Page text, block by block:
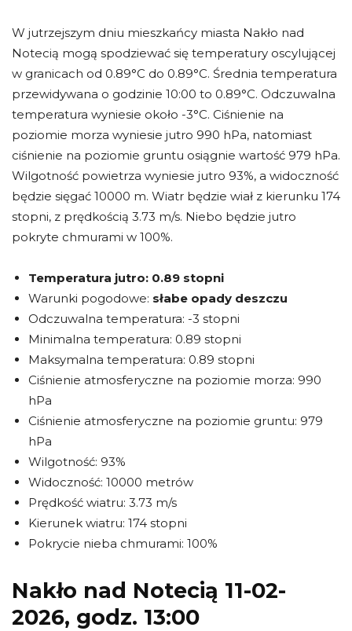
W jutrzejszym dniu mieszkańcy miasta Nakło nad
Notecią mogą spodziewać się temperatury oscylującej
w granicach od 0.89°C do 0.89°C. Średnia temperatura
przewidywana o godzinie 10:00 to 0.89°C. Odczuwalna
temperatura wyniesie około -3°C. Ciśnienie na
poziomie morza wyniesie jutro 990 hPa, natomiast
ciśnienie na poziomie gruntu osiągnie wartość 979 hPa.
Wilgotność powietrza wyniesie jutro 93%, a widoczność
będzie sięgać 10000 m. Wiatr będzie wiał z kierunku 174
stopni, z prędkością 3.73 m/s. Niebo będzie jutro
pokryte chmurami w 100%.
Temperatura jutro: 0.89 stopni
Warunki pogodowe: słabe opady deszczu
Odczuwalna temperatura: -3 stopni
Minimalna temperatura: 0.89 stopni
Maksymalna temperatura: 0.89 stopni
Ciśnienie atmosferyczne na poziomie morza: 990
hPa
Ciśnienie atmosferyczne na poziomie gruntu: 979
hPa
Wilgotność: 93%
Widoczność: 10000 metrów
Prędkość wiatru: 3.73 m/s
Kierunek wiatru: 174 stopni
Pokrycie nieba chmurami: 100%
Nakło nad Notecią 11-02-
2026, godz. 13:00